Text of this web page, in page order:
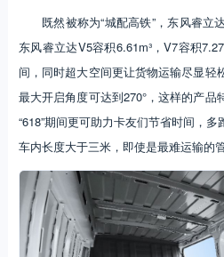
既然被称为“城配高铁”，东风睿立
东风睿立达V5容积6.61m³，V7容积
间，同时超大空间更让货物运输尽显轻
最大开启角度可达到270°，这样的产品
“618”期间更可助力卡友们节省时间，
车内长度大于三米，即使是最难运输的